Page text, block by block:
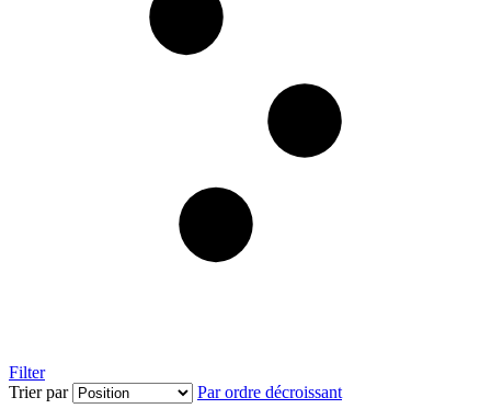
Filter
Trier par
Par ordre décroissant